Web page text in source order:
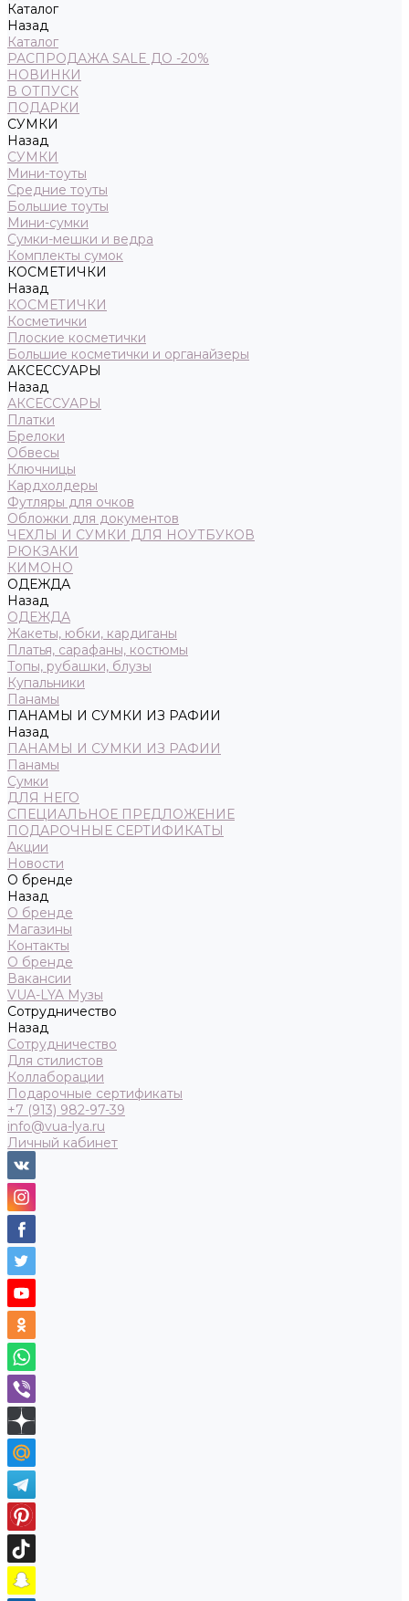
Каталог
Назад
Каталог
РАСПРОДАЖА SALE ДО -20%
НОВИНКИ
В ОТПУСК
ПОДАРКИ
СУМКИ
Назад
СУМКИ
Мини-тоуты
Средние тоуты
Большие тоуты
Мини-сумки
Сумки-мешки и ведра
Комплекты сумок
КОСМЕТИЧКИ
Назад
КОСМЕТИЧКИ
Косметички
Плоские косметички
Большие косметички и органайзеры
АКСЕССУАРЫ
Назад
АКСЕССУАРЫ
Платки
Брелоки
Обвесы
Ключницы
Кардхолдеры
Футляры для очков
Обложки для документов
ЧЕХЛЫ И СУМКИ ДЛЯ НОУТБУКОВ
РЮКЗАКИ
КИМОНО
ОДЕЖДА
Назад
ОДЕЖДА
Жакеты, юбки, кардиганы
Платья, сарафаны, костюмы
Топы, рубашки, блузы
Купальники
Панамы
ПАНАМЫ И СУМКИ ИЗ РАФИИ
Назад
ПАНАМЫ И СУМКИ ИЗ РАФИИ
Панамы
Сумки
ДЛЯ НЕГО
СПЕЦИАЛЬНОЕ ПРЕДЛОЖЕНИЕ
ПОДАРОЧНЫЕ СЕРТИФИКАТЫ
Акции
Новости
О бренде
Назад
О бренде
Магазины
Контакты
О бренде
Вакансии
VUA-LYA Музы
Сотрудничество
Назад
Сотрудничество
Для стилистов
Коллаборации
Подарочные сертификаты
+7 (913) 982-97-39
info@vua-lya.ru
Личный кабинет